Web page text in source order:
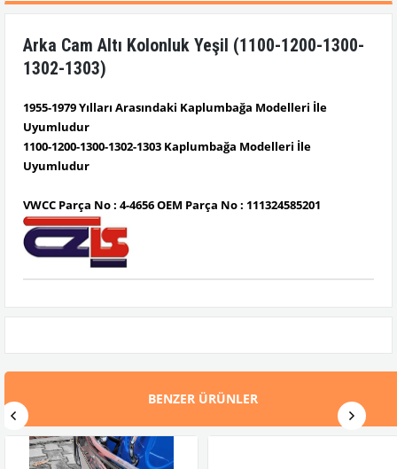
Arka Cam Altı Kolonluk Yeşil (1100-1200-1300-
1302-1303)
1955-1979 Yılları Arasındaki Kaplumbağa Modelleri İle
Uyumludur
1100-1200-1300-1302-1303 Kaplumbağa Modelleri İle
Uyumludur
VWCC Parça No : 4-4656 OEM Parça No : 111324585201
BENZER ÜRÜNLER